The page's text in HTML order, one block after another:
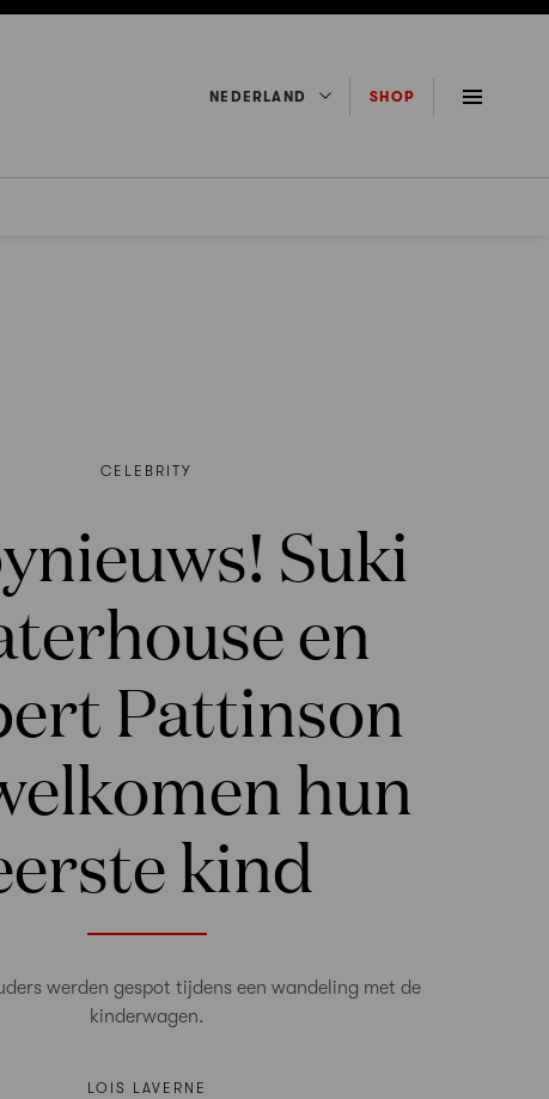
NEDERLAND SHOP
CELEBRITY
Suki
en
Pattinson
hun
kind
werden gespot tijdens een wandeling met de
kinderwagen.
LOIS LAVERNE